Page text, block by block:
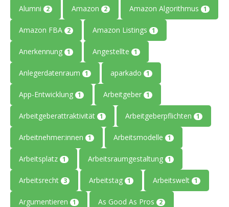
Alumni 2 Amazon 2 Amazon Algorithmus 1
Amazon FBA 2 Amazon Listings 1
Anerkennung 1 Angestellte 1
Anlegerdatenraum 1 aparkado 1
App-Entwicklung 1 Arbeitgeber 1
Arbeitgeberattraktivität 1 Arbeitgeberpflichten 1
Arbeitnehmer:innen 1 Arbeitsmodelle 1
Arbeitsplatz 1 Arbeitsraumgestaltung 1
Arbeitsrecht 3 Arbeitstag 1 Arbeitswelt 1
Argumentieren 1 As Good As Pros 2